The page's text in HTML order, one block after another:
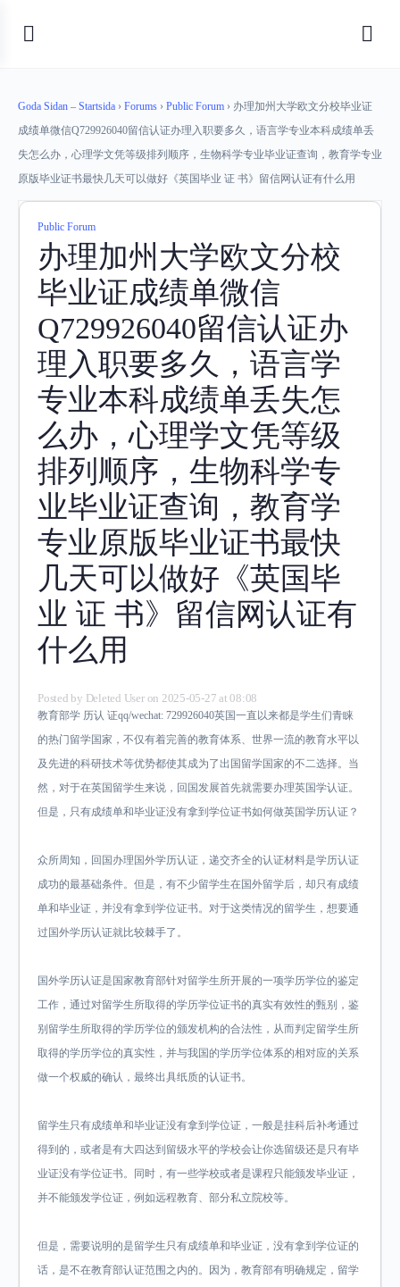
Goda Sidan – Startsida › Forums › Public Forum › 办理加州大学欧文分校毕业证
成绩单微信Q729926040留信认证办理入职要多久，语言学专业本科成绩单丢
失怎么办，心理学文凭等级排列顺序，生物科学专业毕业证查询，教育学专业
原版毕业证书最快几天可以做好《英国毕业 证 书》留信网认证有什么用
Public Forum
办理加州大学欧文分校
毕业证成绩单微信
Q729926040留信认证办
理入职要多久，语言学
专业本科成绩单丢失怎
么办，心理学文凭等级
排列顺序，生物科学专
业毕业证查询，教育学
专业原版毕业证书最快
几天可以做好《英国毕
业 证 书》留信网认证有
什么用
Posted by Deleted User on 2025-05-27 at 08:08
教育部学 历认 证qq/wechat: 729926040英国一直以来都是学生们青睐
的热门留学国家，不仅有着完善的教育体系、世界一流的教育水平以
及先进的科研技术等优势都使其成为了出国留学国家的不二选择。当
然，对于在英国留学生来说，回国发展首先就需要办理英国学认证。
但是，只有成绩单和毕业证没有拿到学位证书如何做英国学历认证？
众所周知，回国办理国外学历认证，递交齐全的认证材料是学历认证
成功的最基础条件。但是，有不少留学生在国外留学后，却只有成绩
单和毕业证，并没有拿到学位证书。对于这类情况的留学生，想要通
过国外学历认证就比较棘手了。
国外学历认证是国家教育部针对留学生所开展的一项学历学位的鉴定
工作，通过对留学生所取得的学历学位证书的真实有效性的甄别，鉴
别留学生所取得的学历学位的颁发机构的合法性，从而判定留学生所
取得的学历学位的真实性，并与我国的学历学位体系的相对应的关系
做一个权威的确认，最终出具纸质的认证书。
留学生只有成绩单和毕业证没有拿到学位证，一般是挂科后补考通过
得到的，或者是有大四达到留级水平的学校会让你选留级还是只有毕
业证没有学位证书。同时，有一些学校或者是课程只能颁发毕业证，
并不能颁发学位证，例如远程教育、部分私立院校等。
但是，需要说明的是留学生只有成绩单和毕业证，没有拿到学位证的
话，是不在教育部认证范围之内的。因为，教育部有明确规定，留学